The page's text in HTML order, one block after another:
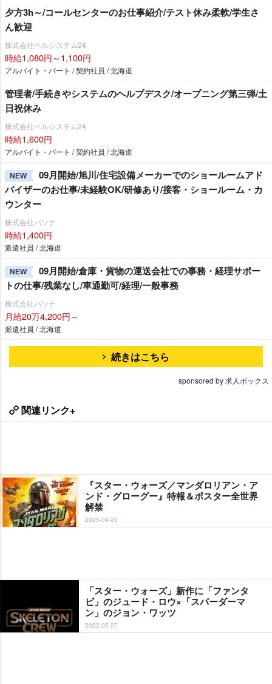
夕方3h～/コールセンターのお仕事紹介/テスト休み柔軟/学生さ
ん歓迎
株式会社ベルシステム24
時給1,080円～1,100円
アルバイト・パート / 契約社員 / 北海道
管理者/手続きやシステムのヘルプデスク/オープニング第三弾/土
日祝休み
株式会社ベルシステム24
時給1,600円
アルバイト・パート / 契約社員 / 北海道
NEW
09月開始/旭川/住宅設備メーカーでのショールームアド
バイザーのお仕事/未経験OK/研修あり/接客・ショールーム・カ
ウンター
株式会社パソナ
時給1,400円
派遣社員 / 北海道
NEW
09月開始/倉庫・貨物の運送会社での事務・経理サポー
トの仕事/残業なし/車通勤可/経理/一般事務
株式会社パソナ
月給20万4,200円～
派遣社員 / 北海道
続きはこちら
sponsored by 求人ボックス
関連リンク+
『スター・ウォーズ／マンダロリアン・ア
ンド・グローグー』特報＆ポスター全世界
解禁
2025-09-23
「スター・ウォーズ」新作に「ファンタ
ビ」のジュード・ロウ×「スパーダーマ
ン」のジョン・ワッツ
2022-05-27